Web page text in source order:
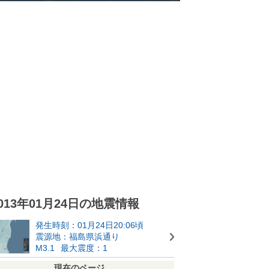
年01月24日の地震情報
発生時刻：01月24日20:06頃
震源地：福島県浜通り
M3.1
最大震度：1